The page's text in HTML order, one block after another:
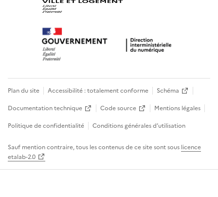
Plan du site Accessibilité : totalement conforme
Schéma
Documentation technique
Code source
Mentions légales
Politique de confidentialité
Conditions générales d’utilisation
Sauf mention contraire, tous les contenus de ce site sont sous licence
etalab-2.0